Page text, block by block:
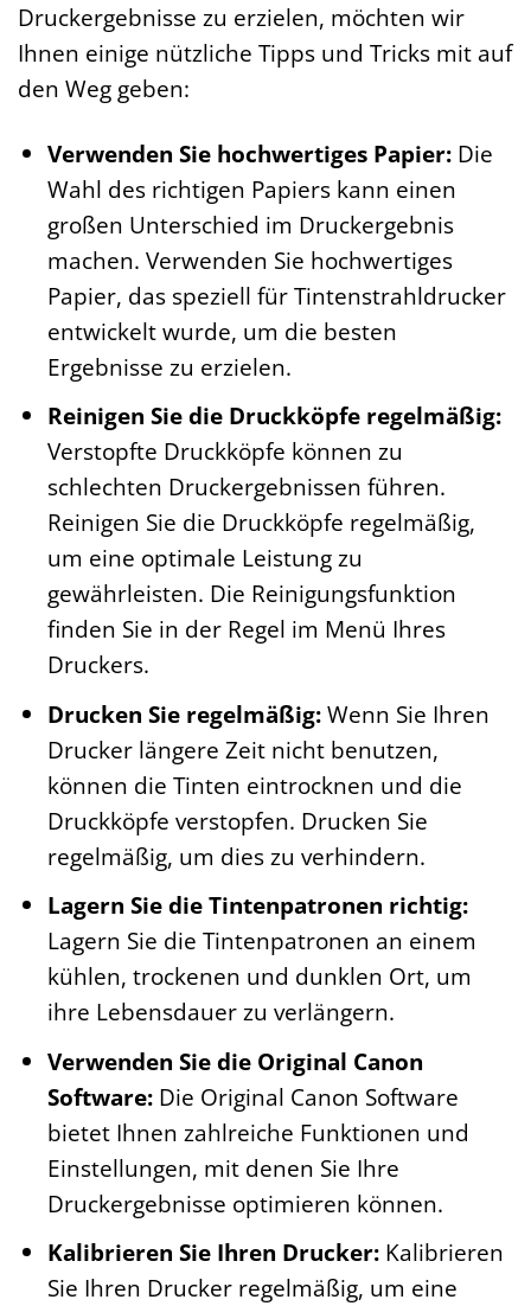
Druckergebnisse zu erzielen, möchten wir
Ihnen einige nützliche Tipps und Tricks mit auf
den Weg geben:
Verwenden Sie hochwertiges Papier:Die
Wahl des richtigen Papiers kann einen
großen Unterschied im Druckergebnis
machen. Verwenden Sie hochwertiges
Papier, das speziell für Tintenstrahldrucker
entwickelt wurde, um die besten
Ergebnisse zu erzielen.
Reinigen Sie die Druckköpfe regelmäßig:
Verstopfte Druckköpfe können zu
schlechten Druckergebnissen führen.
Reinigen Sie die Druckköpfe regelmäßig,
um eine optimale Leistung zu
gewährleisten. Die Reinigungsfunktion
finden Sie in der Regel im Menü Ihres
Druckers.
Drucken Sie regelmäßig:Wenn Sie Ihren
Drucker längere Zeit nicht benutzen,
können die Tinten eintrocknen und die
Druckköpfe verstopfen. Drucken Sie
regelmäßig, um dies zu verhindern.
Lagern Sie die Tintenpatronen richtig:
Lagern Sie die Tintenpatronen an einem
kühlen, trockenen und dunklen Ort, um
ihre Lebensdauer zu verlängern.
Verwenden Sie die Original Canon
Software:Die Original Canon Software
bietet Ihnen zahlreiche Funktionen und
Einstellungen, mit denen Sie Ihre
Druckergebnisse optimieren können.
Kalibrieren Sie Ihren Drucker:Kalibrieren
Sie Ihren Drucker regelmäßig, um eine